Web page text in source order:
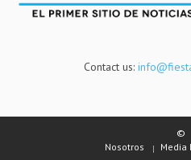
Contact us:
©
Nosotros
Media